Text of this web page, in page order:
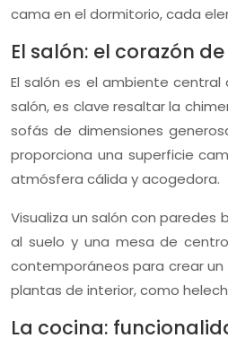
cama en el dormitorio, cada
El salón: el corazón
El salón es el ambiente
salón, es clave resaltar la
sofás de dimensiones
proporciona una superficie
atmósfera cálida y acogedora.
Visualiza un salón con
al suelo y una mesa de
contemporáneos para crear
plantas de interior, como
La cocina: